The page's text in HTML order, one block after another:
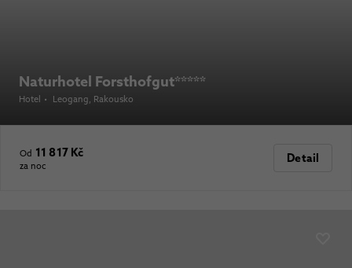
Naturhotel Forsthofgut*****
Hotel • Leogang, Rakousko
Od 11 817 Kč
za noc
Detail